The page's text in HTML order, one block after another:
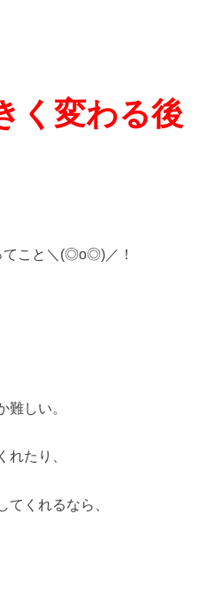
く変わる後
てこと＼(◎o◎)／！
難しい。
れたり、
てくれるなら、